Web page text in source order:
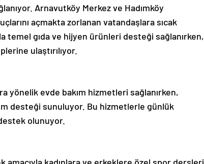
Arnavutköy Merkez ve Hadımköy
açmakta zorlanan vatandaşlara sıcak
temel gıda ve hijyen ürünleri desteği sağlanırken,
ulaştırılıyor.
yönelik evde bakım hizmetleri sağlanırken,
desteği sunuluyor. Bu hizmetlerle günlük
olunuyor.